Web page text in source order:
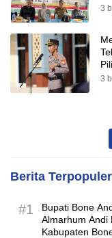
3
3
Berita Terpopuler
#1
Bupati Bone
Almarhum Andi
Kabupaten